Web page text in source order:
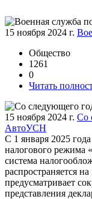
15 ноября 2024 г.
Общество
1261
0
Читать
15 ноября 2024 г. Со
АвтоУСН
С 1 января 2025
налогового режима
система
распространяется
предусматривает
представления